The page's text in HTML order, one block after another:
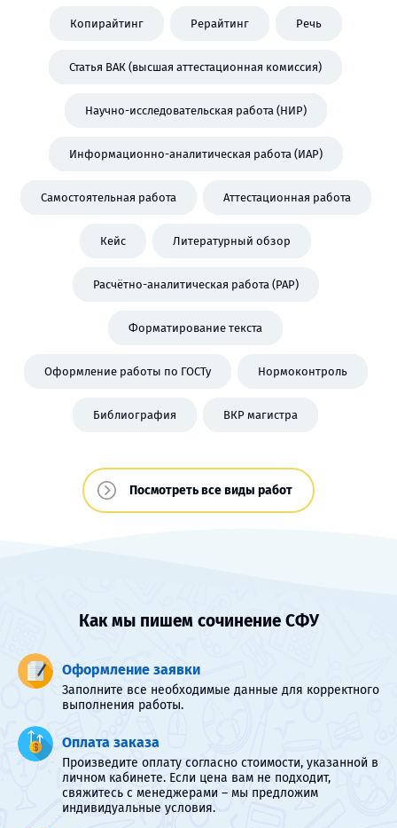
Копирайтинг Рерайтинг Речь
Статья ВАК (высшая аттестационная комиссия)
Научно-исследовательская работа (НИР)
Информационно-аналитическая работа (ИАР)
Самостоятельная работа Аттестационная работа
Кейс Литературный обзор
Расчётно-аналитическая работа (РАР)
Форматирование текста
Оформление работы по ГОСТу Нормоконтроль
Библиография ВКР магистра
Посмотреть все виды работ
Как мы пишем сочинение СФУ
Оформление заявки
Заполните все необходимые данные для корректного
выполнения работы.
Оплата заказа
Произведите оплату согласно стоимости, указанной в
личном кабинете. Если цена вам не подходит,
свяжитесь с менеджерами – мы предложим
индивидуальные условия.